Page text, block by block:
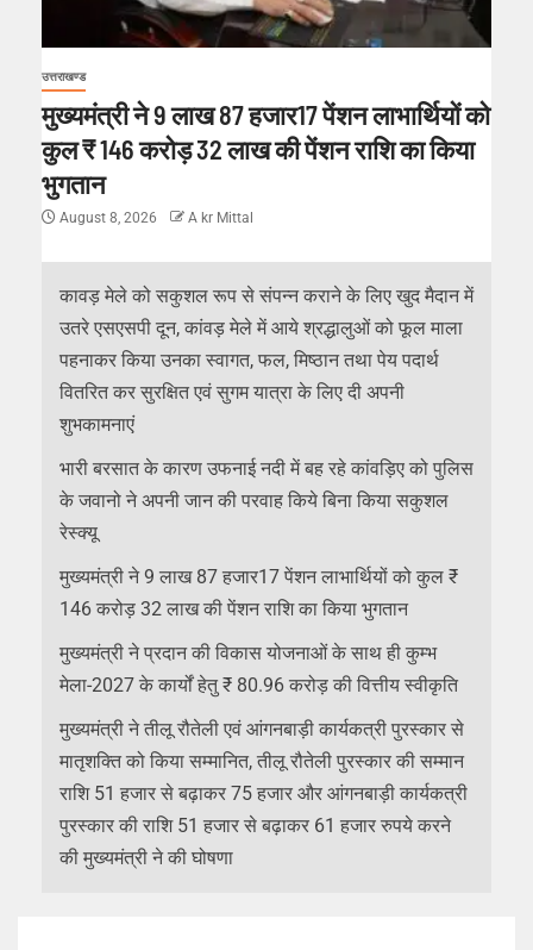
उत्तराखण्ड
मुख्यमंत्री ने 9 लाख 87 हजार17 पेंशन लाभार्थियों को
कुल ₹ 146 करोड़ 32 लाख की पेंशन राशि का किया
भुगतान
August 8, 2026 A kr Mittal
कावड़ मेले को सकुशल रूप से संपन्न कराने के लिए खुद मैदान में
उतरे एसएसपी दून, कांवड़ मेले में आये श्रद्धालुओं को फूल माला
पहनाकर किया उनका स्वागत, फल, मिष्ठान तथा पेय पदार्थ
वितरित कर सुरक्षित एवं सुगम यात्रा के लिए दी अपनी
शुभकामनाएं
भारी बरसात के कारण उफनाई नदी में बह रहे कांवड़िए को पुलिस
के जवानो ने अपनी जान की परवाह किये बिना किया सकुशल
रेस्क्यू
मुख्यमंत्री ने 9 लाख 87 हजार17 पेंशन लाभार्थियों को कुल ₹
146 करोड़ 32 लाख की पेंशन राशि का किया भुगतान
मुख्यमंत्री ने प्रदान की विकास योजनाओं के साथ ही कुम्भ
मेला-2027 के कार्यों हेतु ₹ 80.96 करोड़ की वित्तीय स्वीकृति
मुख्यमंत्री ने तीलू रौतेली एवं आंगनबाड़ी कार्यकत्री पुरस्कार से
मातृशक्ति को किया सम्मानित, तीलू रौतेली पुरस्कार की सम्मान
राशि 51 हजार से बढ़ाकर 75 हजार और आंगनबाड़ी कार्यकत्री
पुरस्कार की राशि 51 हजार से बढ़ाकर 61 हजार रुपये करने
की मुख्यमंत्री ने की घोषणा